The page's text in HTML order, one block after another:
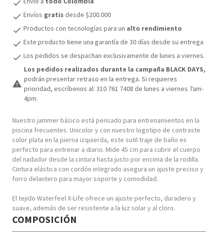
Nuestro jammer básico está pensado para entrenamientos en la
piscina frecuentes. Unicolor y con nuestro logotipo de contraste
color plata en la pierna izquierda, este sutil traje de baño es
perfecto para entrenar a diario. Mide 45 cm para cubrir el cuerpo
del nadador desde la cintura hasta justo por encima de la rodilla.
Cintura elástica con cordón integrado asegura un ajuste preciso y
forro delantero para mayor soporte y comodidad.
El tejido Waterfeel X-Life ofrece un ajuste perfecto, duradero y
suave, además de ser resistente a la luz solar y al cloro.
check
check Envíos gratis desde $200.000
check Productos con tecnologías para un alto rendimiento
check Este producto tiene una garantía de 30 días desde su entrega
check Los pedidos se despachan exclusivamente de lunes a viernes.
warning
Los pedidos realizados durante la campaña BLACK DAYS,
podrán presentar retraso en la entrega. Si requieres
prioridad, escríbenos al: 310 761 7408 de lunes a viernes 7am-
4pm.
COMPOSICIÓN